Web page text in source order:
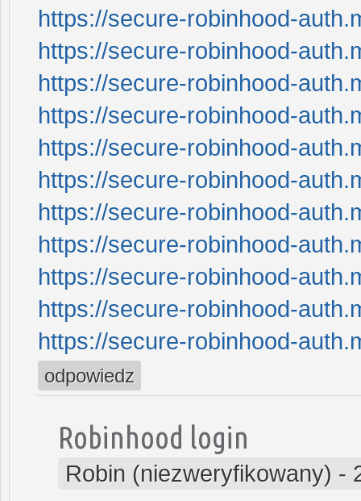
https://secure-robinhood-
https://secure-robinhood-
https://secure-robinhood-
https://secure-robinhood-
https://secure-robinhood-
https://secure-robinhood-
https://secure-robinhood-
https://secure-robinhood-
https://secure-robinhood-
https://secure-robinhood-
https://secure-robinhood-
odpowiedz
Robinhood login
Robin (niezweryfikowany) -